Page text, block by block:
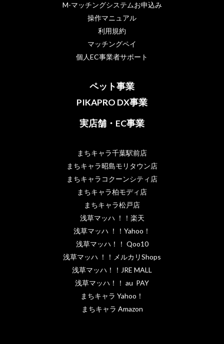
M-マッチングシステムお申込み
操作マニュアル
利用規約
マッチングペイ
個人EC事業者サポート
ペット事業
PIKAPRO DX事業
実店舗・EC事業
まちキャラ千葉駅前店
まちキャラ昭島モリタウン店
まちキャラコクーンシティ店
まちキャラ柏モディ店
まちキャラ松戸店
浅草マッハ ！！楽天
浅草マッハ ！！Yahoo！
浅草マッハ！！ Qoo10
浅草マッハ ！！メルカリShops
浅草マッハ！！JRE MALL
浅草マッハ！！ au PAY
まちキャラ Yahoo！
まちキャラ Amazon